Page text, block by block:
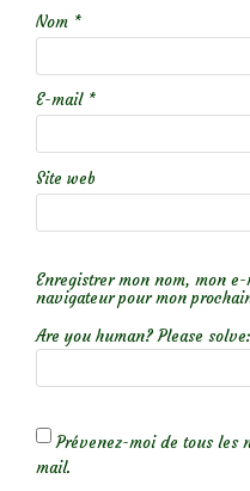
Nom *
E-mail *
Site web
Enregistrer mon nom, mon
navigateur pour mon
Are you human? Please solve:
Prévenez-moi de tous les
mail.